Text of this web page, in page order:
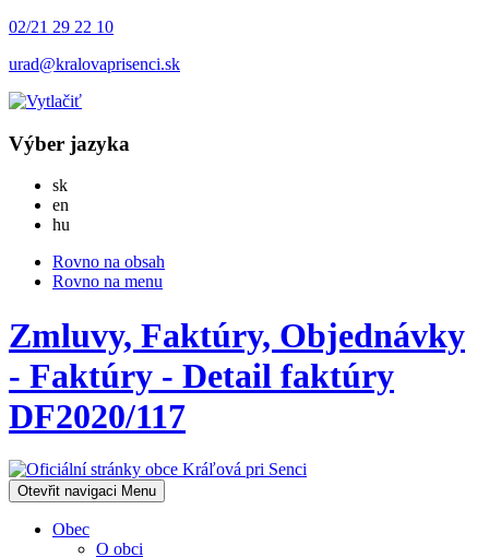
02/21 29 22 10
urad@kralovaprisenci.sk
Výber jazyka
skSlovensky
en
hu
Rovno na obsah
Rovno na menu
Zmluvy, Faktúry, Objednávky
- Faktúry - Detail faktúry
DF2020/117
Otevřit navigaci Menu
Obec
O obci